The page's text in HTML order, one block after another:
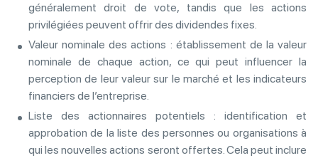
généralement droit de vote, tandis que les actions
privilégiées peuvent offrir des dividendes fixes.
Valeur nominale des actions : établissement de la valeur
nominale de chaque action, ce qui peut influencer la
perception de leur valeur sur le marché et les indicateurs
financiers de l’entreprise.
Liste des actionnaires potentiels : identification et
approbation de la liste des personnes ou organisations à
qui les nouvelles actions seront offertes. Cela peut inclure